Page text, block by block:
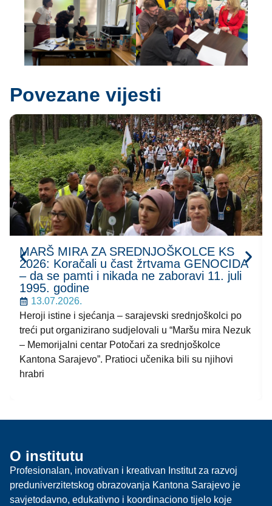
Povezane vijesti
MARŠ MIRA ZA SREDNJOŠKOLCE KS
2026: Koračali u čast žrtvama GENOCIDA
– da se pamti i nikada ne zaboravi 11. juli
1995. godine
13.07.2026.
Heroji istine i sjećanja – sarajevski srednjoškolci po
treći put organizirano sudjelovali u “Maršu mira Nezuk
– Memorijalni centar Potočari za srednjoškolce
Kantona Sarajevo”. Pratioci učenika bili su njihovi
hrabri
O institutu
Profesionalan, inovativan i kreativan Institut za razvoj
preduniverzitetskog obrazovanja Kantona Sarajevo je
savjetodavno, edukativno i koordinaciono tijelo koje